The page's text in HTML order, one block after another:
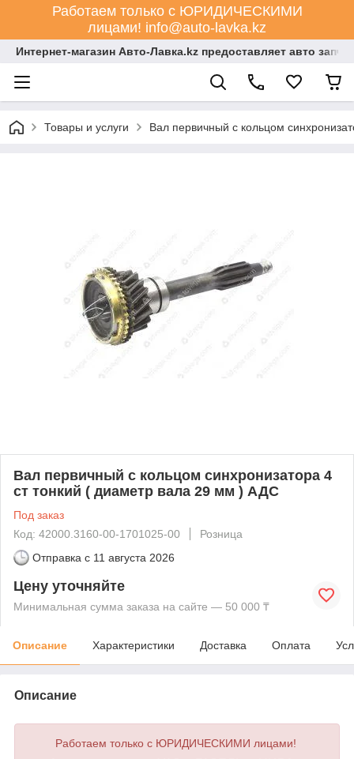
Работаем только с ЮРИДИЧЕСКИМИ
лицами! info@auto-lavka.kz
Интернет-магазин Авто-Лавка.kz предоставляет авто
Товары и услуги Вал первичный с кольцом
Вал первичный с кольцом синхронизатора 4
ст тонкий ( диаметр вала 29 мм ) АДС
Под заказ
Код: 42000.3160-00-1701025-00
Розница
Отправка с 11 августа 2026
Цену уточняйте
Минимальная сумма заказа на сайте — 50 000 ₸
Описание Характеристики Доставка Оплата
Описание
Работаем только с ЮРИДИЧЕСКИМИ лицами!